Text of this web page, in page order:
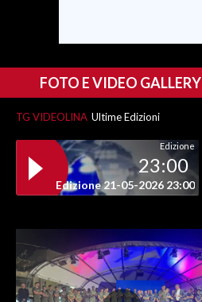
SARDI NEL MONDO
NOTIZIE
EVENTI
3 MINUTI CON
INFO AZIENDE
ABBONATI
ANNUNCI
FOTO E VIDEO GALLERY
TG VIDEOLINA Ultime Edizioni
Edizione
23:00
Edizione 21-05-2026 23:00